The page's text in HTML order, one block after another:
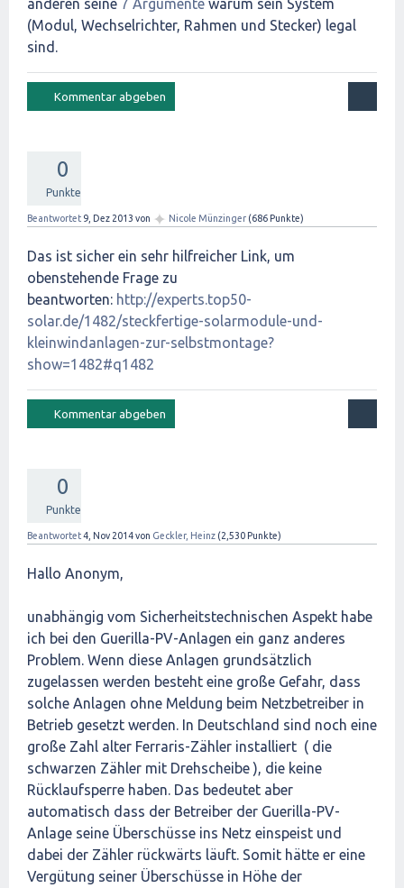
anderen seine 7 Argumente warum sein System
(Modul, Wechselrichter, Rahmen und Stecker) legal
sind.
0
Punkte
Beantwortet 9, Dez 2013 von ✦ Nicole Münzinger (686 Punkte)
Das ist sicher ein sehr hilfreicher Link, um
obenstehende Frage zu
beantworten: http://experts.top50-
solar.de/1482/steckfertige-solarmodule-und-
kleinwindanlagen-zur-selbstmontage?
show=1482#q1482
0
Punkte
Beantwortet4, Nov 2014von Geckler, Heinz (2,530 Punkte)
Hallo Anonym,
unabhängig vom Sicherheitstechnischen Aspekt habe
ich bei den Guerilla-PV-Anlagen ein ganz anderes
Problem. Wenn diese Anlagen grundsätzlich
zugelassen werden besteht eine große Gefahr, dass
solche Anlagen ohne Meldung beim Netzbetreiber in
Betrieb gesetzt werden. In Deutschland sind noch eine
große Zahl alter Ferraris-Zähler installiert ( die
schwarzen Zähler mit Drehscheibe ), die keine
Rücklaufsperre haben. Das bedeutet aber
automatisch dass der Betreiber der Guerilla-PV-
Anlage seine Überschüsse ins Netz einspeist und
dabei der Zähler rückwärts läuft. Somit hätte er eine
Vergütung seiner Überschüsse in Höhe der